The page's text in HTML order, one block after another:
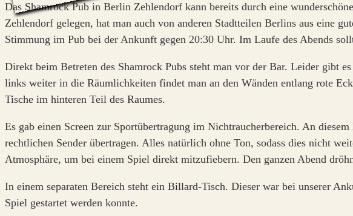
Das Shamrock Pub in Berlin Zehlendorf kann bereits durch eine
Zehlendorf gelegen, hat man auch von anderen Stadtteilen Berlins aus eine
Stimmung im Pub bei der Ankunft gegen 20:30 Uhr. Im Laufe des Abends
Direkt beim Betreten des Shamrock Pubs steht man vor der Bar. Leider gibt
links weiter in die Räumlichkeiten findet man an den Wänden entlang rote
Tische im hinteren Teil des Raumes.
Es gab einen Screen zur Sportübertragung im Nichtraucherbereich. An
rechtlichen Sender übertragen. Alles natürlich ohne Ton, sodass dies nicht
Atmosphäre, um bei einem Spiel direkt mitzufiebern. Den ganzen Abend
In einem separaten Bereich steht ein Billard-Tisch. Dieser war bei unserer
Spiel gestartet werden konnte.